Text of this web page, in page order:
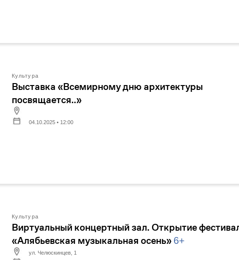
Культура
Выставка «Всемирному дню архитектуры
посвящается..»
04.10.2025 • 12:00
Культура
Виртуальный концертный зал. Открытие
«Алябьевская музыкальная осень» 6+
ул. Челюскинцев, 1